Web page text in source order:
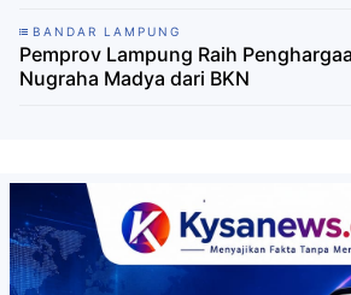
BANDAR LAMPUNG
Pemprov Lampung Raih
Nugraha Madya dari BKN